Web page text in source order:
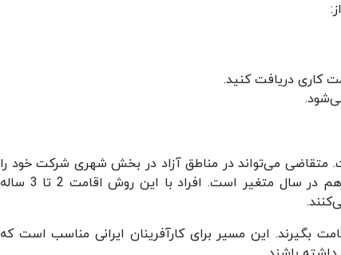
کاری دریافت کنید.
متقاضی می‌تواند در مناطق آزاد در بخش شهری شرکت خود را
راه‌اندازی کند. هزینه ثبت شرکت بین 12,000 تا 30,000 درهم در سال متغیر است. افراد با این روش اقامت 2 تا 3 ساله
بگیرند. این مسیر برای کارآفرینان ایرانی مناسب است که